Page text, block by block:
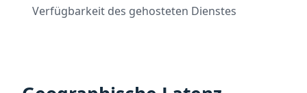
Verfügbarkeit des gehosteten Dienstes